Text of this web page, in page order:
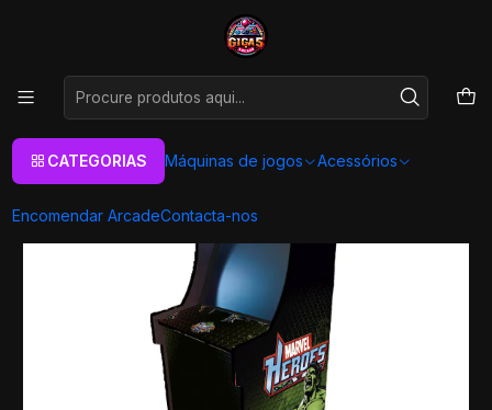
CATEGORIAS Máquinas de jogos Acessórios
Encomendar ArcadeContacta-nos
As melhores máquinas de jogos Arcade Personalizadas
Filmes e Series Arcade XL Slim - Marvel